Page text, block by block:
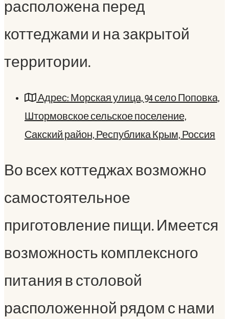
расположена перед
коттеджами и на закрытой
территории.
Адрес: Морская улица, 94 село Поповка,
Штормовское сельское поселение,
Сакский район, Республика Крым, Россия
Во всех коттеджах возможно
самостоятельное
приготовление пищи. Имеется
возможность комплексного
питания в столовой
расположенной рядом с нами